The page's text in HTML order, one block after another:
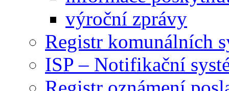
výroční zprávy
Registr komunálních
ISP – Notifikační